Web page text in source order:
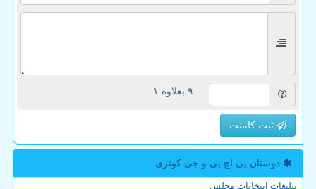
= ۹ بعلاوه ۱
ثبت کامنت
دوستان پی اچ پی و جی كوئری
تبلیغات انتخابات مجلس